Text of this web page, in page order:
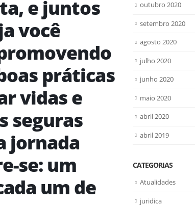
e juntos
você
práticas
vidas e
seguras
jornada
se: um
um de
outubro 2020
setembro 2020
agosto 2020
julho 2020
junho 2020
maio 2020
abril 2020
abril 2019
CATEGORIAS
Atualidades
juridica